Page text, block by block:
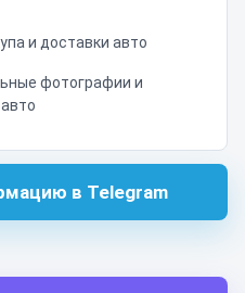
и доставки авто
фотографии и
в Telegram